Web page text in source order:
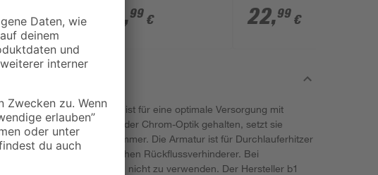
,99 € 22,99 €
"Carli" von der Marke b1 ist für eine optimale Versorgung mit
gesorgt. In glänzender Chrom-Optik gehalten, setzt sie
Akzent in Ihrem Badezimmer. Die Armatur ist für Durchlauferhitzer
verfügt über einen praktischen Rückflussverhinderer. Bei
ist sie dagegen nicht zu verwenden. Der Hersteller b1